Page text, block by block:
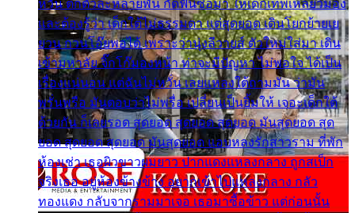
หวั่น ตกตัวละหลายพัน กัดฟันซื้อมา ให้เด็กเทพเหลียวมอง
และต้องรู้ว่า เด็กใต้ไม่ธรรมดา แต่สุดยอด เดินโยกย้ายเย
ยวน กวนโอ๊ยพอได้ เพราะว่านุ่งลีวายส์ ตัวใหม่ใส่มา เดิน
เข้ามหาลัย จิ๊กโก๊มองหน้า ท่าจะมีปัญหา ไม่พอใจ ได้เป็น
เรื่องแน่นอน แต่ฉันไม่หวั่น เลยแหลงใต้ถามมัน ว่ามัน
พรั่นพรือ มันตอบว่าไม่พรื่อ เปลี่ยนเป็นยิ้มให้ เจอะเด็กใต้
ด้วยกัน ก็เลยรอด สุดยอด สุดยอด สุดยอด มันสุดยอด สุด
ยอด สุดยอด สุดยอด มันสุดยอด แอบหลงรักสาวราม ที่พัก
ห้องเช่า เธอผิวขาวผมยาว ปากแดงแหลงกลาง ถูกสเป็ก
จริงเธอ อยู่ห้องข้างข้าง อยากเข้าไปแหลงกลาง กลัว
ทองแดง กลับจากรามมาเจอ เธอมาซื้อข้าว แต่ก่อนนั้น